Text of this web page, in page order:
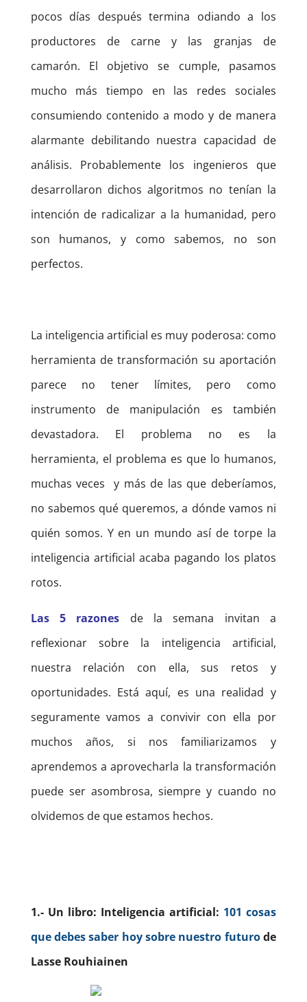
pocos días después termina odiando a los
productores de carne y las granjas de
camarón. El objetivo se cumple, pasamos
mucho más tiempo en las redes sociales
consumiendo contenido a modo y de manera
alarmante debilitando nuestra capacidad de
análisis. Probablemente los ingenieros que
desarrollaron dichos algoritmos no tenían la
intención de radicalizar a la humanidad, pero
son humanos, y como sabemos, no son
perfectos.
La inteligencia artificial es muy poderosa: como
herramienta de transformación su aportación
parece no tener límites, pero como
instrumento de manipulación es también
devastadora. El problema no es la
herramienta, el problema es que lo humanos,
muchas veces y más de las que deberíamos,
no sabemos qué queremos, a dónde vamos ni
quién somos. Y en un mundo así de torpe la
inteligencia artificial acaba pagando los platos
rotos.
Las 5 razones
de la semana invitan a
reflexionar sobre la inteligencia artificial,
nuestra relación con ella, sus retos y
oportunidades. Está aquí, es una realidad y
seguramente vamos a convivir con ella por
muchos años, si nos familiarizamos y
aprendemos a aprovecharla la transformación
puede ser asombrosa, siempre y cuando no
olvidemos de que estamos hechos.
1.- Un libro: Inteligencia artificial: 101 cosas
que debes saber hoy sobre nuestro futurode
Lasse Rouhiainen